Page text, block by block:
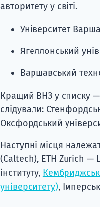
авторитету у світі.
Університет
Ягеллонський
Варшавський
Кращий ВНЗ у списку —
слідували:
Оксфордський
Наступні місця
(Caltech), ETH Zurich —
інституту,
університету),